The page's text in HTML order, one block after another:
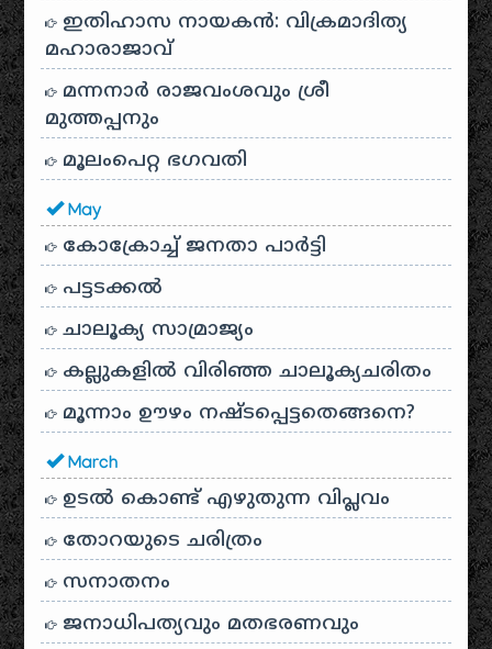
ഇതിഹാസ നായകൻ: വിക്രമാദിത്യ
മഹാരാജാവ്
മന്നനാർ രാജവംശവും ശ്രീ
മുത്തപ്പനും
മൂലംപെറ്റ ഭഗവതി
May
കോക്രോച്ച് ജനതാ പാർട്ടി
പട്ടടക്കൽ
ചാലൂക്യ സാമ്രാജ്യം
കല്ലുകളിൽ വിരിഞ്ഞ ചാലൂക്യചരിതം
മൂന്നാം ഊഴം നഷ്ടപ്പെട്ടതെങ്ങനെ?
March
ഉടൽ കൊണ്ട് എഴുതുന്ന വിപ്ലവം
തോറയുടെ ചരിത്രം
സനാതനം
ജനാധിപത്യവും മതഭരണവും